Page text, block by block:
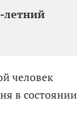
летний
человек
в состоянии